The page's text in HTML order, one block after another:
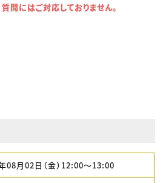
問にはご対応しておりません。
08月02日（金）12:00〜13:00